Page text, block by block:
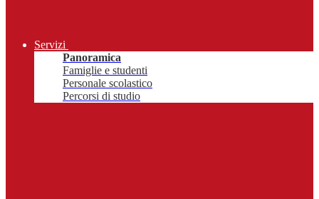
Servizi
Panoramica
Famiglie e studenti
Personale scolastico
Percorsi di studio